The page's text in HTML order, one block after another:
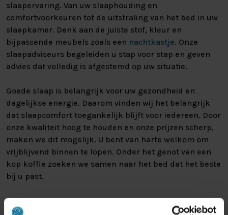
slaapervaring. Van uw slaaphouding en
comfortvoorkeuren tot de uitstraling van het bed in uw
slaapkamer. Denk aan de juiste stof, kleur en
bijpassende meubels zoals een nachtkastje. Onze
slaapadviseurs begeleiden u stap voor stap en geven
advies dat volledig is afgestemd op uw situatie.
Goede slaap is belangrijk voor uw gezondheid en
dagelijkse energie. Daarom vinden wij het belangrijk
dat slaapcomfort toegankelijk blijft voor iedereen. Door
onze kwaliteit hoog te houden en onze prijzen scherp,
maken we dit mogelijk. U bent van harte welkom om
vrijblijvend binnen te lopen. Onder het genot van een
kop koffie zoeken we samen naar het bed dat het beste
bij u past.
BEZOEK ONZE BEDDENZAAK